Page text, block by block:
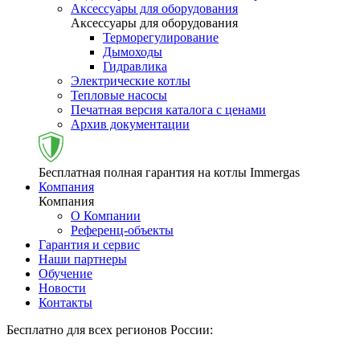
Аксессуары для оборудования
Аксессуары для оборудования
Терморегулирование
Дымоходы
Гидравлика
Электрические котлы
Тепловые насосы
Печатная версия каталога с ценами
Архив документации
Бесплатная полная гарантия на котлы Immergas
Компания
Компания
О Компании
Референц-объекты
Гарантия и сервис
Наши партнеры
Обучение
Новости
Контакты
Бесплатно для всех регионов России: